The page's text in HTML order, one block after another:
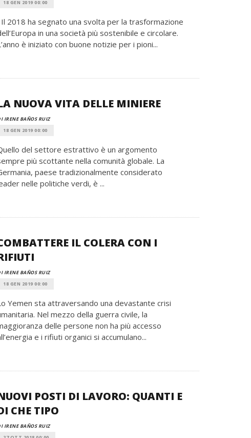
18 GEN 2019 00:00
2018 ha segnato una svolta per la trasformazione
in una società più sostenibile e circolare.
è iniziato con buone notizie per i pioni...
NUOVA VITA DELLE MINIERE
IRENE BAÑOS RUIZ
18 GEN 2019 00:00
del settore estrattivo è un argomento
più scottante nella comunità globale. La
paese tradizionalmente considerato
nelle politiche verdi, è ...
IL COLERA CON I
IRENE BAÑOS RUIZ
18 GEN 2019 00:00
Yemen sta attraversando una devastante crisi
Nel mezzo della guerra civile, la
delle persone non ha più accesso
e i rifiuti organici si accumulano...
POSTI DI LAVORO: QUANTI E
CHE TIPO
IRENE BAÑOS RUIZ